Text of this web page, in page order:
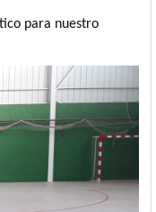
para nuestro